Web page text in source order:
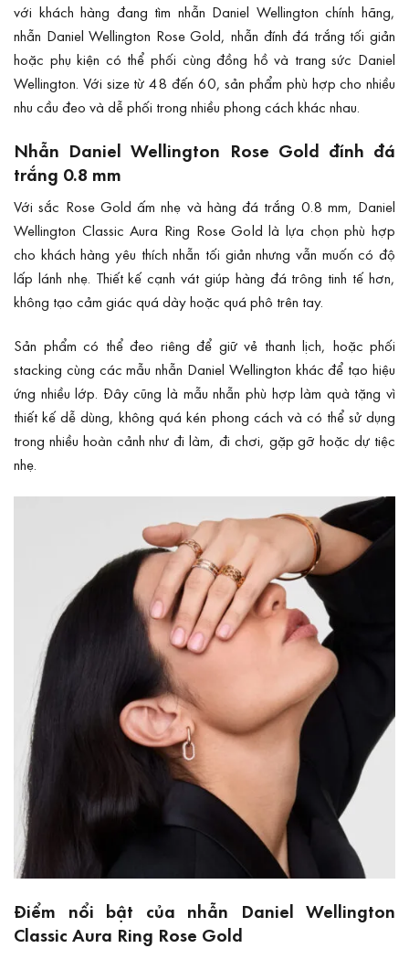
với khách hàng đang tìm nhẫn Daniel Wellington chính hãng,
nhẫn Daniel Wellington Rose Gold, nhẫn đính đá trắng tối giản
hoặc phụ kiện có thể phối cùng đồng hồ và trang sức Daniel
Wellington. Với size từ 48 đến 60, sản phẩm phù hợp cho nhiều
nhu cầu đeo và dễ phối trong nhiều phong cách khác nhau.
Nhẫn Daniel Wellington Rose Gold đính đá
trắng 0.8 mm
Với sắc Rose Gold ấm nhẹ và hàng đá trắng 0.8 mm, Daniel
Wellington Classic Aura Ring Rose Gold là lựa chọn phù hợp
cho khách hàng yêu thích nhẫn tối giản nhưng vẫn muốn có độ
lấp lánh nhẹ. Thiết kế cạnh vát giúp hàng đá trông tinh tế hơn,
không tạo cảm giác quá dày hoặc quá phô trên tay.
Sản phẩm có thể đeo riêng để giữ vẻ thanh lịch, hoặc phối
stacking cùng các mẫu nhẫn Daniel Wellington khác để tạo hiệu
ứng nhiều lớp. Đây cũng là mẫu nhẫn phù hợp làm quà tặng vì
thiết kế dễ dùng, không quá kén phong cách và có thể sử dụng
trong nhiều hoàn cảnh như đi làm, đi chơi, gặp gỡ hoặc dự tiệc
nhẹ.
Điểm nổi bật của nhẫn Daniel Wellington
Classic Aura Ring Rose Gold